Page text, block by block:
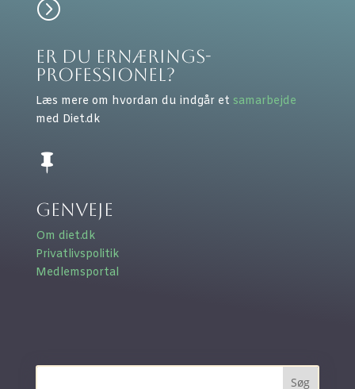
=
Er du ernærings-
professionel?
Læs mere om hvordan du indgår et samarbejde
med Diet.dk

Genveje
Om diet.dk
Privatlivspolitik
Medlemsportal